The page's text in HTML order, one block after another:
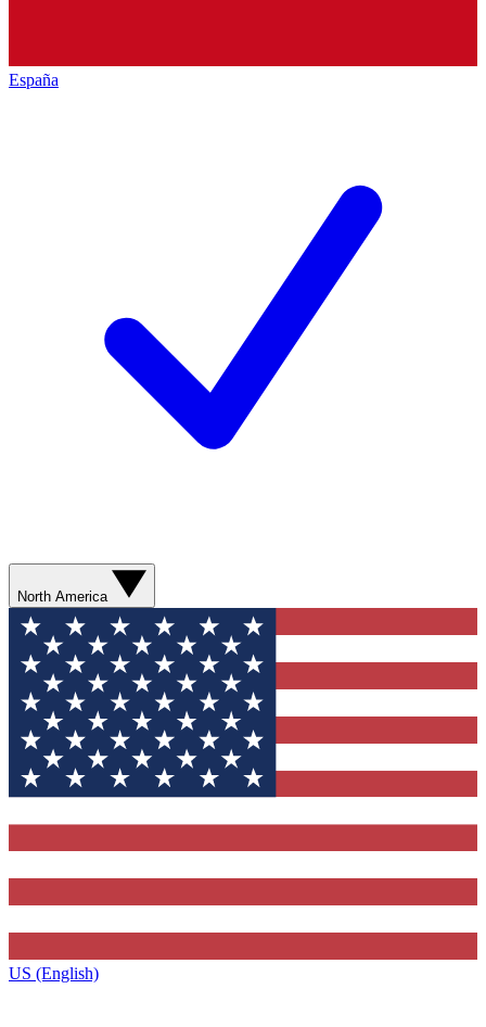
España
North America
US (English)